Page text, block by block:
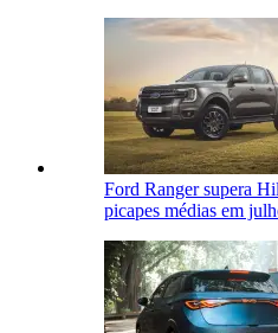
Ford Ranger supera
picapes médias em